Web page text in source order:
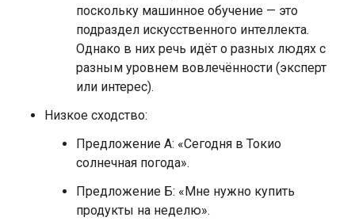
поскольку машинное обучение — это
подраздел искусственного интеллекта.
Однако в них речь идёт о разных людях с
разным уровнем вовлечённости (эксперт
или интерес).
Низкое сходство:
Предложение А: «Сегодня в Токио
солнечная погода».
Предложение Б: «Мне нужно купить
продукты на неделю».